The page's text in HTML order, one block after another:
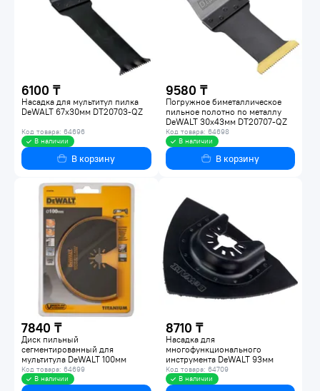
6100 ₸
Насадка для мультитул пилка
DeWALT 67х30мм DT20703-QZ
Код товара: 64696
В наличии
В корзину
9580 ₸
Погружное биметаллическое
пильное полотно по металлу
DeWALT 30х43мм DT20707-QZ
Код товара: 64698
В наличии
В корзину
7840 ₸
Диск пильный
сегментированный для
мультитула DeWALT 100мм
DT20709-QZ
Код товара: 64699
В наличии
8710 ₸
Насадка для
многофункционального
инструмента DeWALT 93мм
DT20719-QZ
Код товара: 64709
В наличии